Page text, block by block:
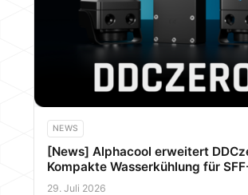
NEWS
[News] Alphacool erweitert
Kompakte Wasserkühlung für
und Server
29. Juli 2026